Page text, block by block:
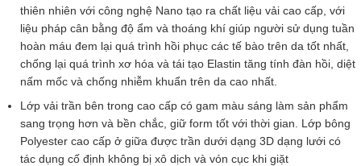
thiên nhiên với công nghệ Nano tạo ra chất liệu vải cao cấp, với
liệu pháp cân bằng độ ẩm và thoáng khí giúp người sử dụng tuần
hoàn máu đem lại quá trình hồi phục các tế bào trên da tốt nhất,
chống lại quá trình xơ hóa và tái tạo Elastin tăng tính đàn hồi, diệt
nấm mốc và chống nhiễm khuẩn trên da cao nhất.
Lớp vải trần bên trong cao cấp có gam màu sáng làm sản phẩm
sang trọng hơn và bền chắc, giữ form tốt với thời gian. Lớp bông
Polyester cao cấp ở giữa được trần dưới dạng 3D dạng lưới có
tác dụng cố định không bị xô dịch và vón cục khi giặt